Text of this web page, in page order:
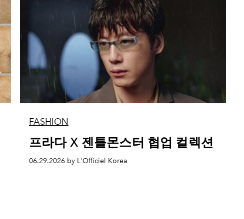
FASHION
프라다 X 젠틀몬스터 협업 컬렉션
06.29.2026 by L'Officiel Korea